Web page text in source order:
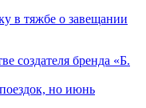
в тяжбе о завещании
но июнь